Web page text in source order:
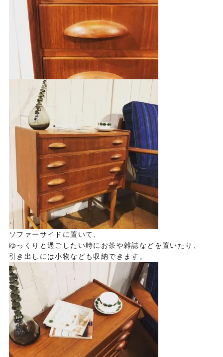
ソファーサイドに置いて、
ゆっくりと過ごしたい時にお茶や雑誌などを置いたり、
引き出しには小物なども収納できます。